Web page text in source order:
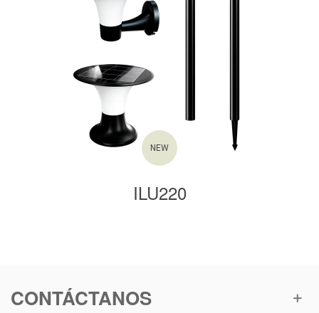
NEW
ILU220
CONTÁCTANOS